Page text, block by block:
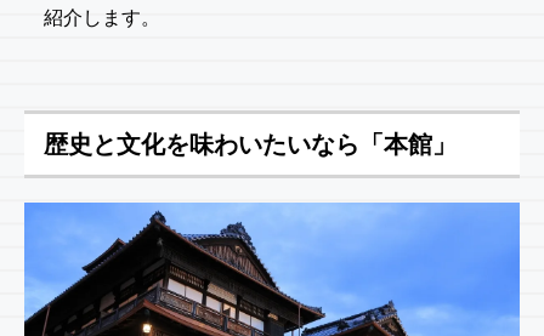
紹介します。
歴史と文化を味わいたいなら「本館」